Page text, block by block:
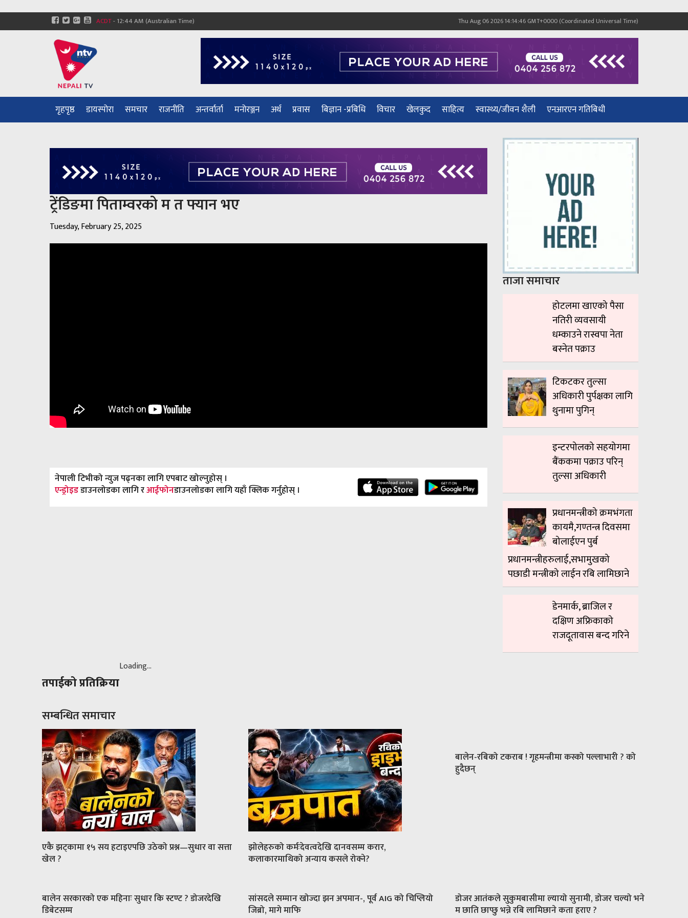
ACDT-12:44 AM (Australian Time) Thu Aug 06 2026 14:14:46 GMT+0000 (Coordinated Universal Time)
गृहपृष्ठ डायस्पोरा समचार राजनीति अन्तर्वार्ता मनोरञ्जन अर्थ प्रवास बिज्ञान -प्रबिधि विचार खेलकुद साहित्य स्वास्थ्य/जीवन शैली एनआरएन गतिबिधी
ट्रेंडिङमा पिताम्वरको म त फ्यान भए
Tuesday, February 25, 2025
नेपाली टिभीको न्युज पढ्नका लागि एपबाट खोल्नुहोस् ।
एन्ड्रोइडडाउनलोडका लागि रआईफोनडाउनलोडका लागि यहाँ क्लिक गर्नुहोस् ।
ताजा समाचार
होटलमा खाएको पैसा
नतिरी व्यवसायी
धम्काउने रास्वपा नेता
बस्नेत पक्राउ
टिकटकर तुल्सा
अधिकारी पुर्पक्षका लागि
थुनामा पुगिन्
इन्टरपोलको सहयोगमा
बैंककमा पक्राउ परिन्
तुल्सा अधिकारी
प्रधानमन्त्रीको क्रमभंगता
कायमै,गण्तन्त्र दिवसमा
बोलाईएन पुर्ब
प्रधानमन्त्रीहरुलाई,सभामुखको
पछाडी मन्त्रीको लाईन रबि लामिछाने
डेनमार्क, ब्राजिल र
दक्षिण अफ्रिकाको
राजदूतावास बन्द गरिने
तपाईको प्रतिक्रिया
Loading...
सम्बन्धित समाचार
एकै झट्कामा १५ सय हटाइएपछि उठेको प्रश्न—सुधार वा सत्ता
खेल ?
झोलेहरुको कर्मःदेवत्वदेखि दानवसम्म करार,
कलाकारमाथिको अन्याय कसले रोक्ने?
बालेन-रबिको टकराब ! गृहमन्त्रीमा कस्को पल्लाभारी ? को
हुदैछन्
बालेन सरकारको एक महिनाः सुधार कि स्टण्ट ? डोजरदेखि
डिबेटसम्म
सांसदले सम्मान खोज्दा झन अपमान-, पूर्व AIG को चिप्लियो
जिब्रो, मागे माफि
डोजर आतंकले सुकुमबासीमा ल्यायो सुनामी, डोजर चल्यो भने
म छाति छाप्छु भन्ने रबि लामिछाने कता हराए ?